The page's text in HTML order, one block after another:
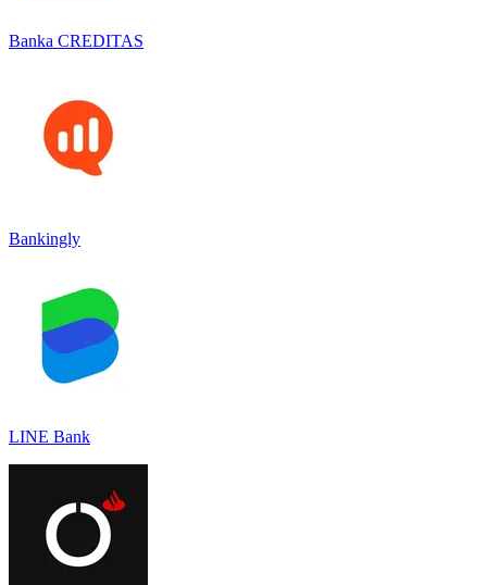
Banka CREDITAS
Bankingly
LINE Bank